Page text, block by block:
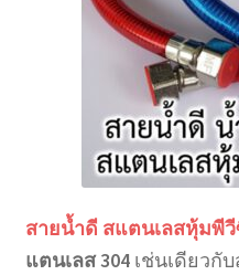
สายน้ำดี สแตนเลสหุ้มพี
แตนเลส 304เช่นเดียวกั